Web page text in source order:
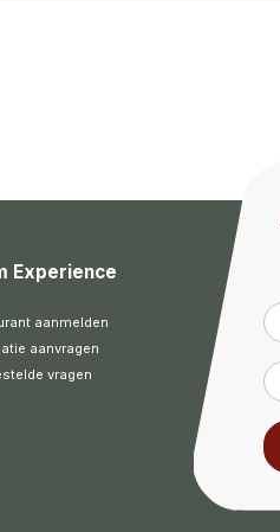
Experience
aanmelden
aanvragen
vragen